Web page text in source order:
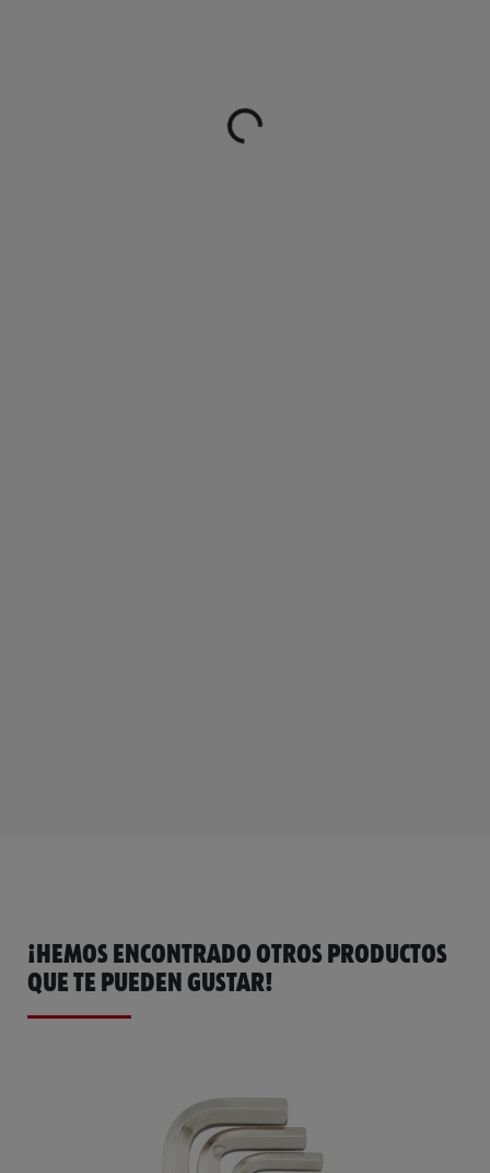
¡HEMOS ENCONTRADO OTROS PRODUCTOS
QUE TE PUEDEN GUSTAR!